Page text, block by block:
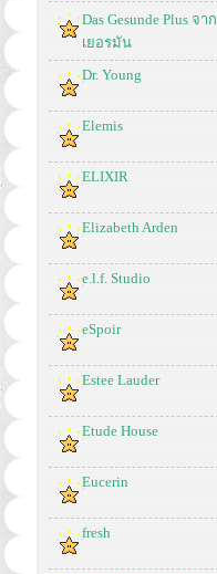
Das Gesunde Plus จาก
เยอรมัน
Dr. Young
Elemis
ELIXIR
Elizabeth Arden
e.l.f. Studio
eSpoir
Estee Lauder
Etude House
Eucerin
fresh